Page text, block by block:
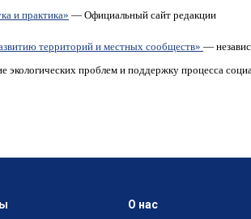
и практика» — Официальный сайт редакции
территорий и местных сообществ» —
экологических проблем и поддержку процесса
О нас